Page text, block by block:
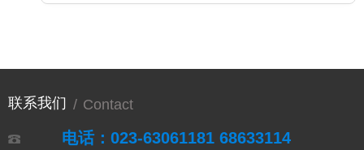
联系我们 / Contact
电话：023-63061181 68633114